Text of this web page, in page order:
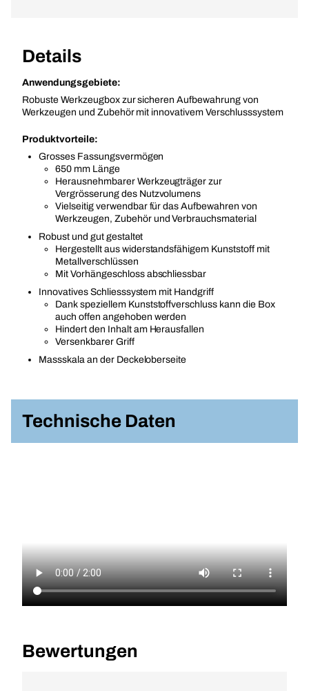
Details
Anwendungsgebiete:
Robuste Werkzeugbox zur sicheren Aufbewahrung von
Werkzeugen und Zubehör mit innovativem Verschlusssystem
Produktvorteile:
Grosses Fassungsvermögen
650 mm Länge
Herausnehmbarer Werkzeugträger zur
Vergrösserung des Nutzvolumens
Vielseitig verwendbar für das Aufbewahren von
Werkzeugen, Zubehör und Verbrauchsmaterial
Robust und gut gestaltet
Hergestellt aus widerstandsfähigem Kunststoff mit
Metallverschlüssen
Mit Vorhängeschloss abschliessbar
Innovatives Schliesssystem mit Handgriff
Dank speziellem Kunststoffverschluss kann die Box
auch offen angehoben werden
Hindert den Inhalt am Herausfallen
Versenkbarer Griff
Massskala an der Deckeloberseite
Technische Daten
Bewertungen